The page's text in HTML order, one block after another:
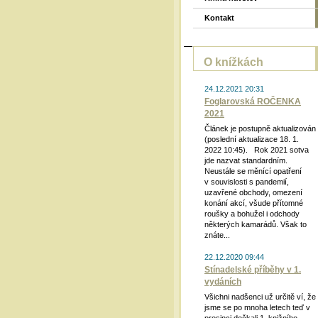
Kontakt
O knížkách
24.12.2021 20:31
Foglarovská ROČENKA
2021
Článek je postupně aktualizován
(poslední aktualizace 18. 1.
2022 10:45). Rok 2021 sotva
jde nazvat standardním.
Neustále se měnící opatření
v souvislosti s pandemií,
uzavřené obchody, omezení
konání akcí, všude přítomné
roušky a bohužel i odchody
některých kamarádů. Však to
znáte...
22.12.2020 09:44
Stínadelské příběhy v 1.
vydáních
Všichni nadšenci už určitě ví, že
jsme se po mnoha letech teď v